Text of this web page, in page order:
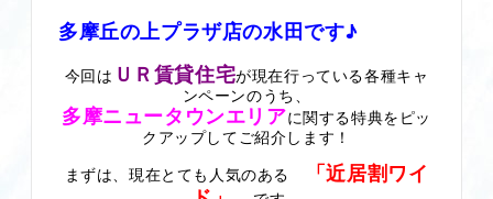
多摩丘の上プラザ店の水田です♪
今回は ＵＲ賃貸住宅が現在行っている各種キャ
ンペーンのうち、
多摩ニュータウンエリアに関する特典をピッ
クアップしてご紹介します！
まずは、現在とても人気のある
「近居割ワイ